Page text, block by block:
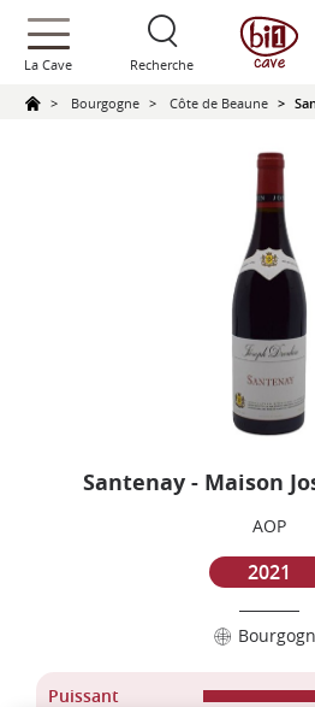
text.skipToContent
text.skipToNavigation
La Cave Recherche
Bourgogne Côte de Beaune
Santenay - Maison
AOP
2021
Puissant